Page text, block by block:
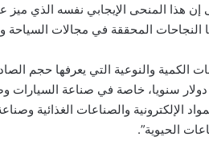
هذا المنحى الإيجابي نفسه الذي ميز
النجاحات المحققة في مجالات السياحة
الكمية والنوعية التي يعرفها حجم
يناهز 43 مليار دولار سنويا، خاصة في صناعة
الإلكترونية والصناعات الغذائية
الحيوية”.